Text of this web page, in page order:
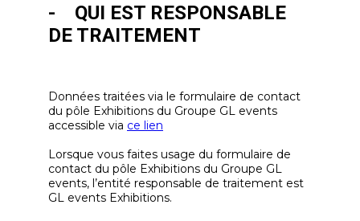
- QUI EST RESPONSABLE
DE TRAITEMENT
Données traitées via le formulaire de contact
du pôle Exhibitions du Groupe GL events
accessible via ce lien
Lorsque vous faites usage du formulaire de
contact du pôle Exhibitions du Groupe GL
events, l’entité responsable de traitement est
GL events Exhibitions.